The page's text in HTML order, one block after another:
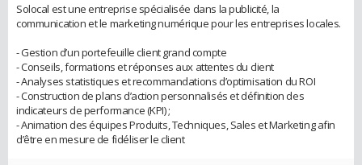
Solocal est une entreprise spécialisée dans la publicité, la
communication et le marketing numérique pour les entreprises locales.
- Gestion d’un portefeuille client grand compte
- Conseils, formations et réponses aux attentes du client
- Analyses statistiques et recommandations d’optimisation du ROI
- Construction de plans d’action personnalisés et définition des
indicateurs de performance (KPI) ;
- Animation des équipes Produits, Techniques, Sales et Marketing afin
d’être en mesure de fidéliser le client